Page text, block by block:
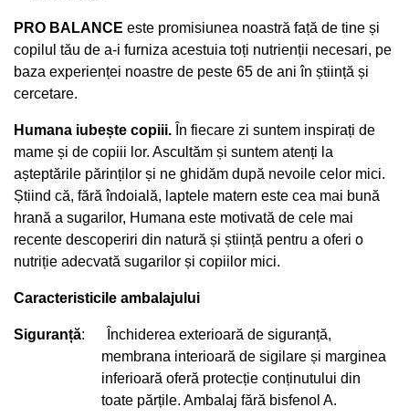
PRO BALANCE este promisiunea noastră față de tine și
copilul tău de a-i furniza acestuia toți nutrienții necesari, pe
baza experienței noastre de peste 65 de ani în știință și
cercetare.
Humana iubește copiii. În fiecare zi suntem inspirați de
mame și de copiii lor. Ascultăm și suntem atenți la
așteptările părinților și ne ghidăm după nevoile celor mici.
Știind că, fără îndoială, laptele matern este cea mai bună
hrană a sugarilor, Humana este motivată de cele mai
recente descoperiri din natură și știință pentru a oferi o
nutriție adecvată sugarilor și copiilor mici.
Caracteristicile ambalajului
Siguranță:
Închiderea exterioară de siguranță,
membrana interioară de sigilare și marginea
inferioară oferă protecție conținutului din
toate părțile. Ambalaj fără bisfenol A.